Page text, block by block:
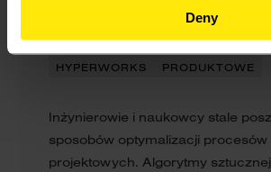
Deny
HYPERWORKS
PRODUKTOWE
Inżynierowie i naukowcy stale
sposobów optymalizacji procesów
projektowych. Algorytmy